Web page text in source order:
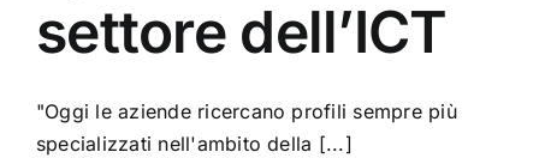
settore dell’ICT
"Oggi le aziende ricercano profili sempre più
specializzati nell'ambito della [...]